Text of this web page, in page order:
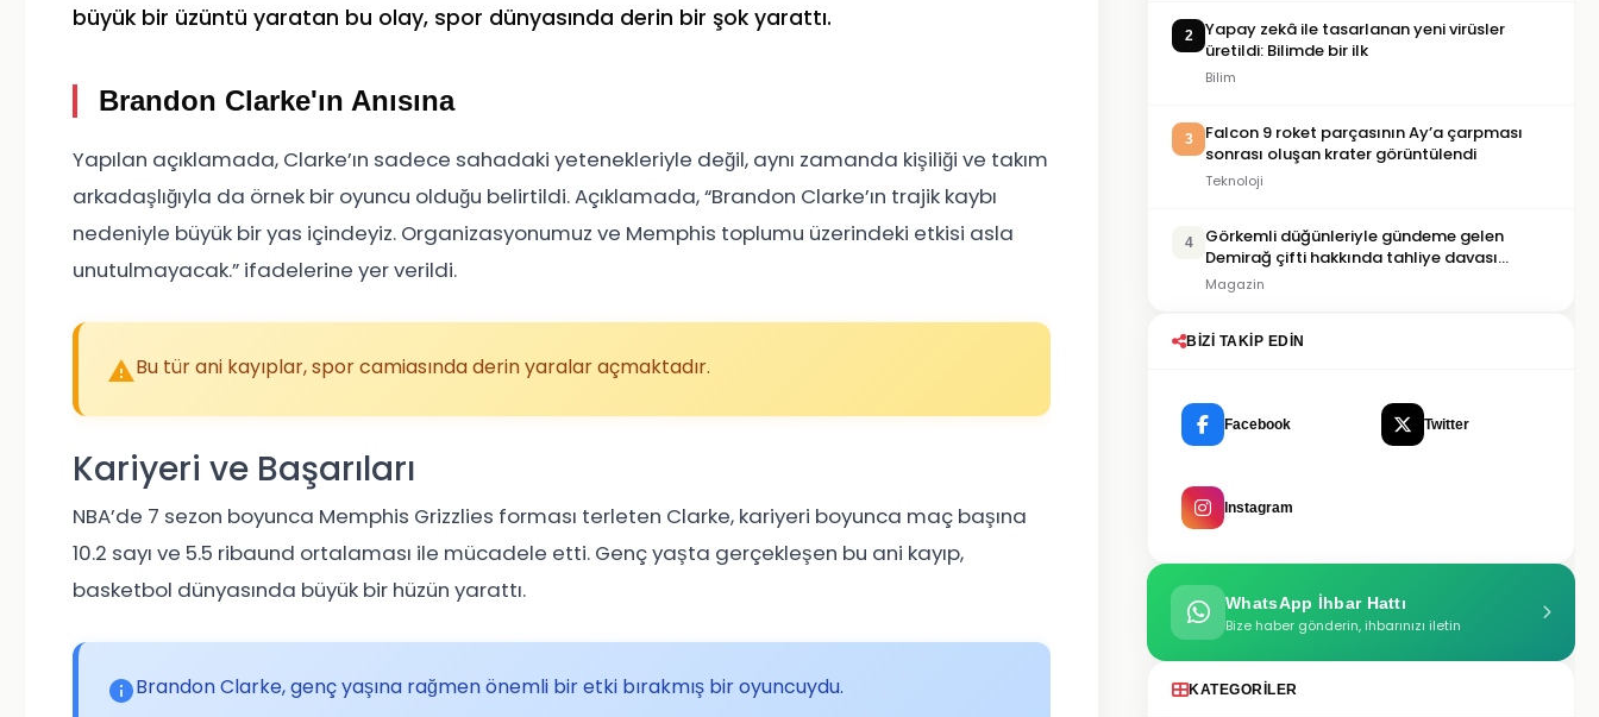
büyük bir üzüntü yaratan bu olay, spor dünyasında derin bir şok yarattı.
Brandon Clarke'ın Anısına
Yapılan açıklamada, Clarke’ın sadece sahadaki yetenekleriyle değil, aynı zamanda kişiliği ve takım
arkadaşlığıyla da örnek bir oyuncu olduğu belirtildi. Açıklamada, “Brandon Clarke’ın trajik kaybı
nedeniyle büyük bir yas içindeyiz. Organizasyonumuz ve Memphis toplumu üzerindeki etkisi asla
unutulmayacak.” ifadelerine yer verildi.
Bu tür ani kayıplar, spor camiasında derin yaralar açmaktadır.
Kariyeri ve Başarıları
NBA’de 7 sezon boyunca Memphis Grizzlies forması terleten Clarke, kariyeri boyunca maç başına
10.2 sayı ve 5.5 ribaund ortalaması ile mücadele etti. Genç yaşta gerçekleşen bu ani kayıp,
basketbol dünyasında büyük bir hüzün yarattı.
Brandon Clarke, genç yaşına rağmen önemli bir etki bırakmış bir oyuncuydu.
2
Yapay zekâ ile tasarlanan yeni virüsler
üretildi: Bilimde bir ilk
Bilim
3
Falcon 9 roket parçasının Ay’a çarpması
sonrası oluşan krater görüntülendi
Teknoloji
4
Görkemli düğünleriyle gündeme gelen
Demirağ çifti hakkında tahliye davası
iddiası
Magazin
BIZI TAKIP EDIN
Facebook Twitter
Instagram
WhatsApp İhbar Hattı
Bize haber gönderin, ihbarınızı iletin
KATEGORILER